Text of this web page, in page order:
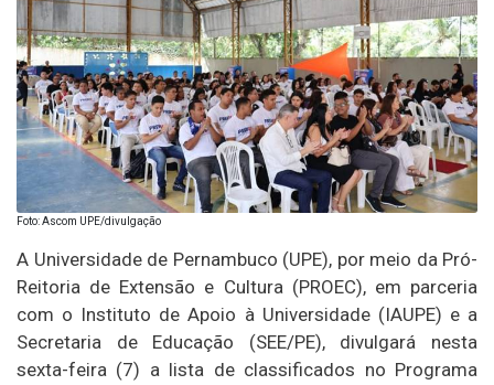
Foto: Ascom UPE/divulgação
A Universidade de Pernambuco (UPE), por meio da Pró-
Reitoria de Extensão e Cultura (PROEC), em parceria
com o Instituto de Apoio à Universidade (IAUPE) e a
Secretaria de Educação (SEE/PE), divulgará nesta
sexta-feira (7) a lista de classificados no Programa